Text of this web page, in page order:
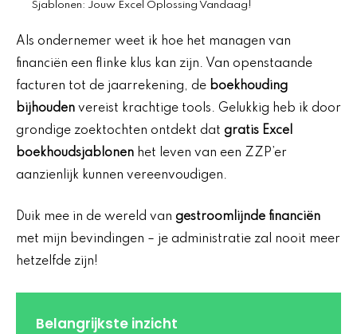
Sjablonen: Jouw Excel Oplossing Vandaag!
Als ondernemer weet ik hoe het managen van
financiën een flinke klus kan zijn. Van openstaande
facturen tot de jaarrekening, de boekhouding
bijhouden vereist krachtige tools. Gelukkig heb ik door
grondige zoektochten ontdekt dat gratis Excel
boekhoudsjablonen het leven van een ZZP’er
aanzienlijk kunnen vereenvoudigen.
Duik mee in de wereld van gestroomlijnde financiën
met mijn bevindingen – je administratie zal nooit meer
hetzelfde zijn!
Belangrijkste inzicht